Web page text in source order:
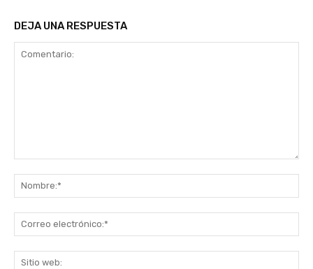
DEJA UNA RESPUESTA